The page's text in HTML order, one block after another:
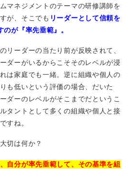
マネジメントのテーマの研修講師を
が、そこでも リーダーとして信頼を
が『率先垂範』。
リーダーの当たり前が反映されて、
ダーがいるからこそそのレベルが浸
は家庭でも一緒。逆に組織や個人の
も低いという評価の場合、だいた
ダーのレベルがそこまでだというこ
タントとして多くの組織や個人と接
すね。
切は何か？
自分が率先垂範して、その基準を組